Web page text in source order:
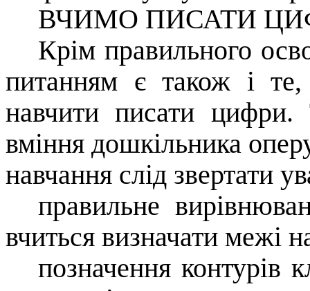
ВЧИМО ПИСАТИ
Крім правильного
питанням є також і
навчити писати
вміння дошкільника
навчання слід звертати
правильне
вчиться визначати межі
позначення контурів